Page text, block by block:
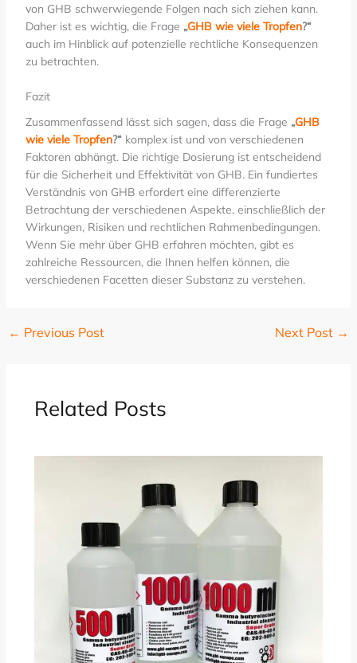
von GHB schwerwiegende Folgen nach sich ziehen kann.
Daher ist es wichtig, die Frage „GHB wie viele Tropfen?“
auch im Hinblick auf potenzielle rechtliche Konsequenzen
zu betrachten.
Fazit
Zusammenfassend lässt sich sagen, dass die Frage „GHB
wie viele Tropfen?“komplex ist und von verschiedenen
Faktoren abhängt. Die richtige Dosierung ist entscheidend
für die Sicherheit und Effektivität von GHB. Ein fundiertes
Verständnis von GHB erfordert eine differenzierte
Betrachtung der verschiedenen Aspekte, einschließlich der
Wirkungen, Risiken und rechtlichen Rahmenbedingungen.
Wenn Sie mehr über GHB erfahren möchten, gibt es
zahlreiche Ressourcen, die Ihnen helfen können, die
verschiedenen Facetten dieser Substanz zu verstehen.
← Previous Post Next Post →
Related Posts